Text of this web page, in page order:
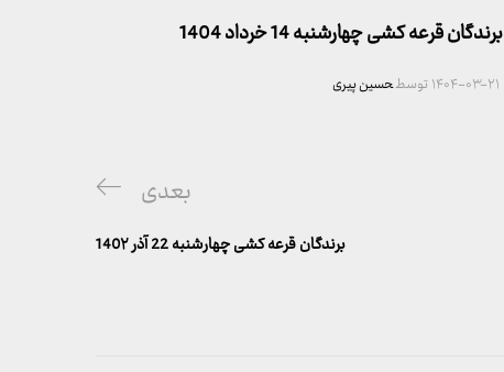
برندگان قرعه کشی چهارشنبه 14 خرداد 1404
۱۴۰۴-۰۳-۲۱توسطحسین پیری
پست
بعدی
بعدی
برندگان قرعه کشی چهارشنبه 22 آذر 140۲